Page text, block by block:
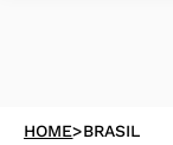
HOME>BRASIL